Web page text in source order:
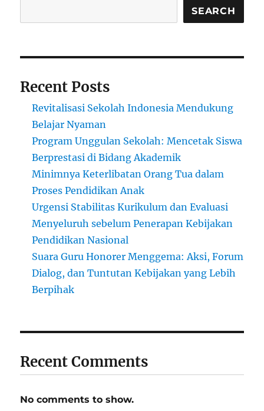
SEARCH
Recent Posts
Revitalisasi Sekolah Indonesia Mendukung
Belajar Nyaman
Program Unggulan Sekolah: Mencetak Siswa
Berprestasi di Bidang Akademik
Minimnya Keterlibatan Orang Tua dalam
Proses Pendidikan Anak
Urgensi Stabilitas Kurikulum dan Evaluasi
Menyeluruh sebelum Penerapan Kebijakan
Pendidikan Nasional
Suara Guru Honorer Menggema: Aksi, Forum
Dialog, dan Tuntutan Kebijakan yang Lebih
Berpihak
Recent Comments
No comments to show.